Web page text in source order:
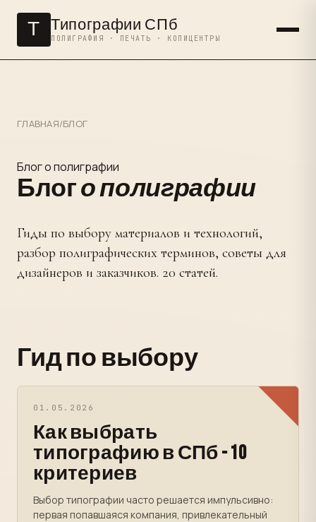
Т Типографии СПб
ПОЛИГРАФИЯ · ПЕЧАТЬ · КОПИЦЕНТРЫ
ГЛАВНАЯ/БЛОГ
Блог о полиграфии
Блого полиграфии
Гиды по выбору материалов и технологий,
разбор полиграфических терминов, советы для
дизайнеров и заказчиков. 20 статей.
Гид по выбору
01.05.2026
Как выбрать
типографию в СПб - 10
критериев
Выбор типографии часто решается импульсивно:
первая попавшаяся компания, привлекательный